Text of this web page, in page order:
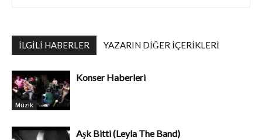
İLGILI HABERLER YAZARIN DIĞER İÇERIKLERI
Müzik
Konser Haberleri
Aşk Bitti (Leyla The Band)